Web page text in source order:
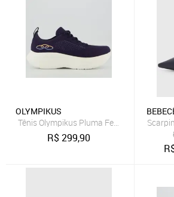
OLYMPIKUS
Tênis Olympikus Pluma Feminino Marinho
R$299,90